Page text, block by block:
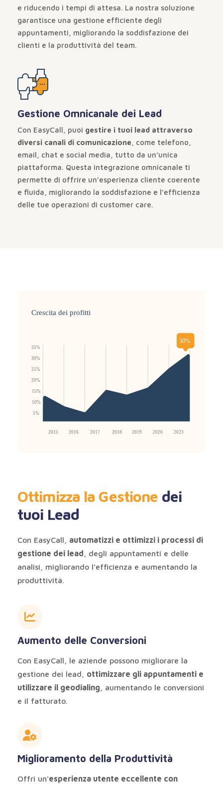
e riducendo i tempi di attesa. La nostra soluzione
garantisce una gestione efficiente degli
appuntamenti, migliorando la soddisfazione dei
clienti e la produttività del team.
Gestione Omnicanale dei Lead
Con EasyCall, puoi gestire i tuoi lead attraverso
diversi canali di comunicazione , come telefono,
email, chat e social media, tutto da un’unica
piattaforma. Questa integrazione omnicanale ti
permette di offrire un’esperienza cliente coerente
e fluida, migliorando la soddisfazione e l’efficienza
delle tue operazioni di customer care.
Ottimizza la Gestione dei
tuoi Lead
Con EasyCall, automatizzi e ottimizzi i processi di
gestione dei lead , degli appuntamenti e delle
analisi, migliorando l’efficienza e aumentando la
produttività.
Aumento delle Conversioni
Con EasyCall, le aziende possono migliorare la
gestione dei lead, ottimizzare gli appuntamenti e
utilizzare il geodialing , aumentando le conversioni
e il fatturato.
Miglioramento della Produttività
Offri un'esperienza utente eccellente con